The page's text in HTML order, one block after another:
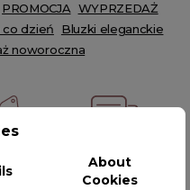
PROMOCJA WYPRZEDAŻ
co dzień
Bluzki eleganckie
noworoczna
About
Cookies